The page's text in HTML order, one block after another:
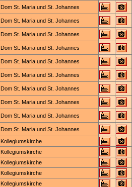
Dom St. Maria und St. Johannes
Dom St. Maria und St. Johannes
Dom St. Maria und St. Johannes
Dom St. Maria und St. Johannes
Dom St. Maria und St. Johannes
Dom St. Maria und St. Johannes
Dom St. Maria und St. Johannes
Dom St. Maria und St. Johannes
Dom St. Maria und St. Johannes
Dom St. Maria und St. Johannes
Kollegiumskirche
Kollegiumskirche
Kollegiumskirche
Kollegiumskirche
Kollegiumskirche